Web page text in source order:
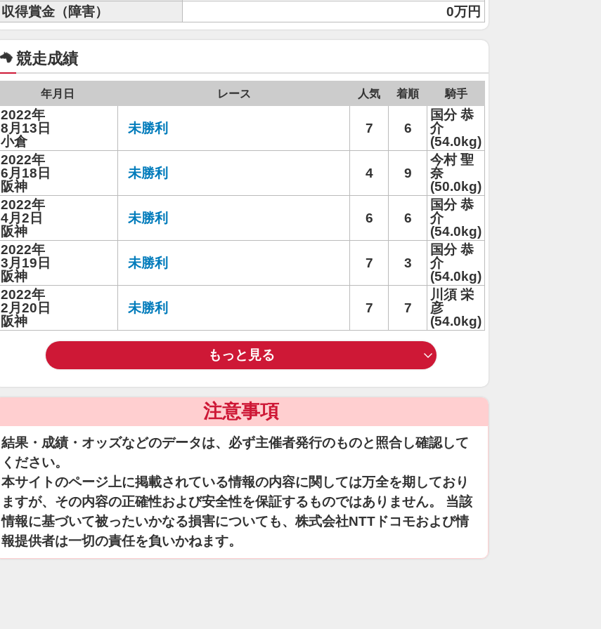
収得賞金（障害） 0万円
競走成績
年月日 レース 人気 着順 騎手
2022年
8月13日
小倉
未勝利 7 6
国分 恭
介
(54.0kg)
2022年
6月18日
阪神
未勝利 4 9
今村 聖
奈
(50.0kg)
2022年
4月2日
阪神
未勝利 6 6
国分 恭
介
(54.0kg)
2022年
3月19日
阪神
未勝利 7 3
国分 恭
介
(54.0kg)
2022年
2月20日
阪神
未勝利 7 7
川須 栄
彦
(54.0kg)
もっと見る
注意事項
結果・成績・オッズなどのデータは、必ず主催者発行のものと照合し確認して
ください。
本サイトのページ上に掲載されている情報の内容に関しては万全を期しており
ますが、その内容の正確性および安全性を保証するものではありません。 当該
情報に基づいて被ったいかなる損害についても、株式会社NTTドコモおよび情
報提供者は一切の責任を負いかねます。